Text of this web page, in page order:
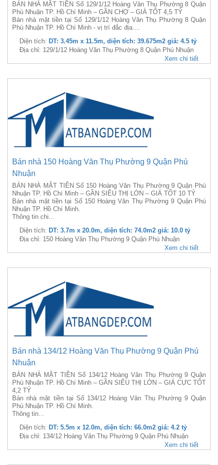
BÁN NHÀ MẶT TIỀN Số 129/1/12 Hoàng Văn Thụ Phường 8 Quận
Phú Nhuận TP. Hồ Chí Minh – GẦN CHỢ – GIÁ TỐT 4,5 TỶ
Bán nhà mặt tiền tại Số 129/1/12 Hoàng Văn Thụ Phường 8 Quận
Phú Nhuận TP. Hồ Chí Minh - vị trí đắc địa....
Diện tích: DT: 3.45m x 11.5m, diện tích: 39.675m2 giá: 4.5 tỷ
Địa chỉ: 129/1/12 Hoàng Văn Thụ Phường 8 Quận Phú Nhuận
Xem chi tiết
Bán nhà 150 Hoàng Văn Thụ Phường 9 Quận Phú
Nhuận
BÁN NHÀ MẶT TIỀN Số 150 Hoàng Văn Thụ Phường 9 Quận Phú
Nhuận TP. Hồ Chí Minh – GẦN SIÊU THỊ LỚN – GIÁ TỐT 10 TỶ
Bán nhà mặt tiền tại Số 150 Hoàng Văn Thụ Phường 9 Quận Phú
Nhuận TP. Hồ Chí Minh.
Thông tin chi...
Diện tích: DT: 3.7m x 20.0m, diện tích: 74.0m2 giá: 10.0 tỷ
Địa chỉ: 150 Hoàng Văn Thụ Phường 9 Quận Phú Nhuận
Xem chi tiết
Bán nhà 134/12 Hoàng Văn Thụ Phường 9 Quận Phú
Nhuận
BÁN NHÀ MẶT TIỀN Số 134/12 Hoàng Văn Thụ Phường 9 Quận
Phú Nhuận TP. Hồ Chí Minh – GẦN SIÊU THỊ LỚN – GIÁ CỰC TỐT
4,2 TỶ
Bán nhà mặt tiền tại Số 134/12 Hoàng Văn Thụ Phường 9 Quận
Phú Nhuận TP. Hồ Chí Minh.
Thông tin...
Diện tích: DT: 5.5m x 12.0m, diện tích: 66.0m2 giá: 4.2 tỷ
Địa chỉ: 134/12 Hoàng Văn Thụ Phường 9 Quận Phú Nhuận
Xem chi tiết